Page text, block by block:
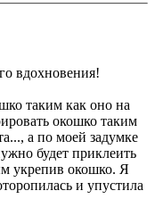
вдохновения!
таким как оно на
окошко таким
а по моей задумке
будет приклеить
укрепив окошко. Я
и упустила